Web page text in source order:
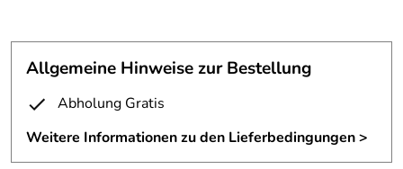
Durchmesser 31cm, Höhe 9cm.
Fertigungsverfa
hren:
autogen geschweißt
Material:
4 mm Stahldraht
Allgemeine Hinweise zur Bestellung
Abholung Gratis
Weitere Informationen zu den Lieferbedingungen >